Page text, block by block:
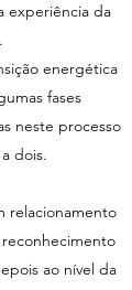
experiência da
energética
fases
neste processo
dois.
relacionamento
ao nível da